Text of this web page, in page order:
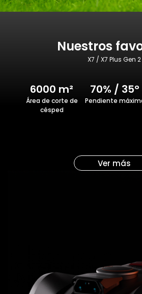
Nuestros
X7 / X7 Plus Gen 2
6000 m²
Área de corte de
césped
70% / 35°
Pendiente
Ver más